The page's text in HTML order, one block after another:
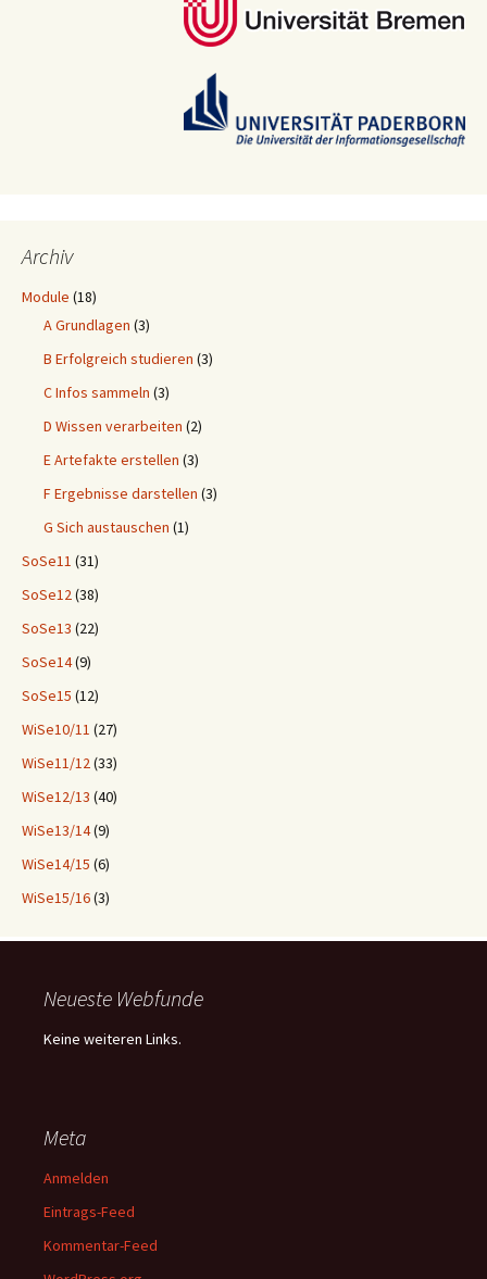
Archiv
Module (18)
A Grundlagen (3)
B Erfolgreich studieren (3)
C Infos sammeln (3)
D Wissen verarbeiten (2)
E Artefakte erstellen (3)
F Ergebnisse darstellen (3)
G Sich austauschen (1)
SoSe11 (31)
SoSe12(38)
SoSe13 (22)
SoSe14(9)
SoSe15 (12)
WiSe10/11 (27)
WiSe11/12(33)
WiSe12/13 (40)
WiSe13/14(9)
WiSe14/15 (6)
WiSe15/16(3)
Neueste Webfunde
Keine weiteren Links.
Meta
Anmelden
Eintrags-Feed
Kommentar-Feed